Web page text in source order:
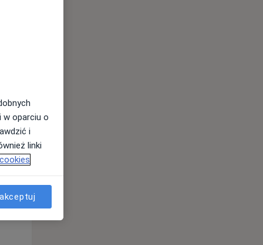
Śr,
12 Sie
w oparciu o
i
linki